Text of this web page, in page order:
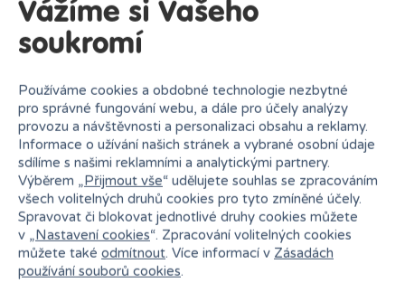
Zásilkovna Od čtvrtka
PPL Od čtvrtka13.08.
Vážíme si Vašeho
soukromí
Používáme cookies a obdobné technologie nezbytné
pro správné fungování webu, a dále pro účely analýzy
provozu a návštěvnosti a personalizaci obsahu a reklamy.
Informace o užívání našich stránek a vybrané osobní údaje
sdílíme s našimi reklamními a analytickými partnery.
Výběrem „Přijmout vše“ udělujete souhlas se zpracováním
všech volitelných druhů cookies pro tyto zmíněné účely.
Spravovat či blokovat jednotlivé druhy cookies můžete
v „Nastavení cookies“. Zpracování volitelných cookies
můžete také odmítnout. Více informací v Zásadách
používání souborů cookies.